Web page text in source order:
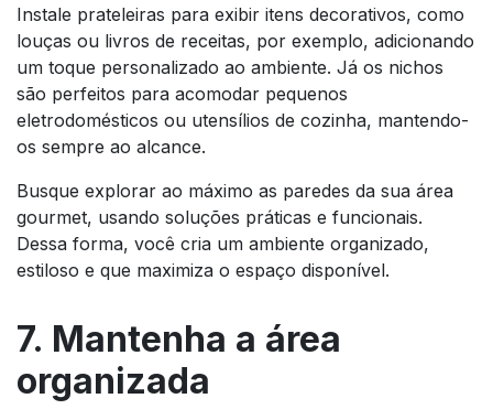
Instale prateleiras para exibir itens decorativos, como
louças ou livros de receitas, por exemplo, adicionando
um toque personalizado ao ambiente. Já os nichos
são perfeitos para acomodar pequenos
eletrodomésticos ou utensílios de cozinha, mantendo-
os sempre ao alcance.
Busque explorar ao máximo as paredes da sua área
gourmet, usando soluções práticas e funcionais.
Dessa forma, você cria um ambiente organizado,
estiloso e que maximiza o espaço disponível.
7. Mantenha a área
organizada